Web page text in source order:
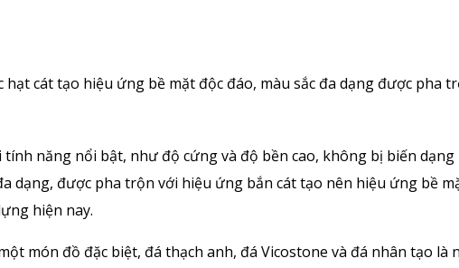
cát tạo hiệu ứng bề mặt độc đáo, màu sắc đa dạng được pha
năng nổi bật, như độ cứng và độ bền cao, không bị biến
dạng, được pha trộn với hiệu ứng bắn cát tạo nên hiệu ứng bề
hiện nay.
món đồ đặc biệt, đá thạch anh, đá Vicostone và đá nhân tạo